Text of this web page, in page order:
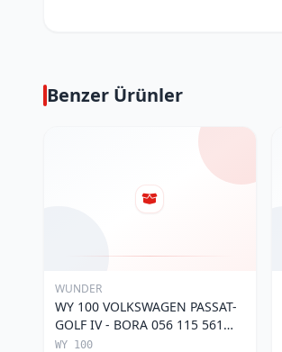
Benzer Ürünler
WUNDER
WY 100 VOLKSWAGEN PASSAT-
GOLF IV - BORA 056 115 561
Yağ Filtresi
WY 100